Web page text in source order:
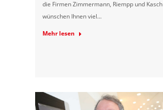
die Firmen Zimmermann, Riempp und Kasch
wünschen Ihnen viel…
Mehr lesen